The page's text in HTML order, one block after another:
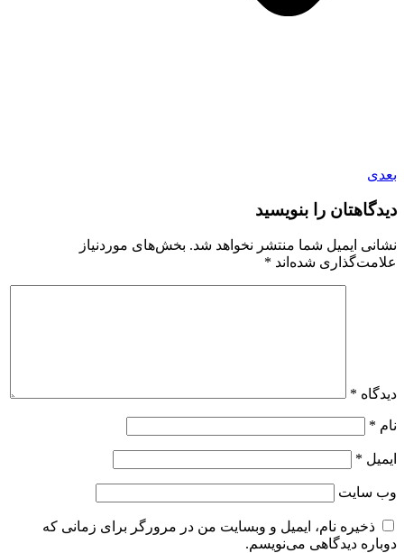
بعدی
دیدگاهتان را بنویسید
نشانی ایمیل شما منتشر نخواهد شد. بخش‌های موردنیاز
علامت‌گذاری شده‌اند *
دیدگاه *
نام *
ایمیل *
وب‌ سایت
ذخیره نام، ایمیل و وبسایت من در مرورگر برای زمانی که
دوباره دیدگاهی می‌نویسم.